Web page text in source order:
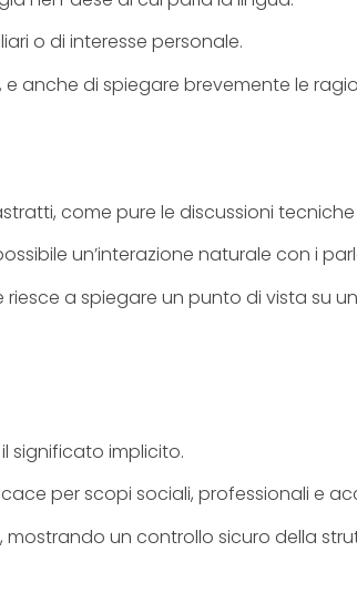
o di interesse personale.
anche di spiegare brevemente le
come pure le discussioni
un’interazione naturale con i
a spiegare un punto di vista su
significato implicito.
per scopi sociali, professionali e
un controllo sicuro della